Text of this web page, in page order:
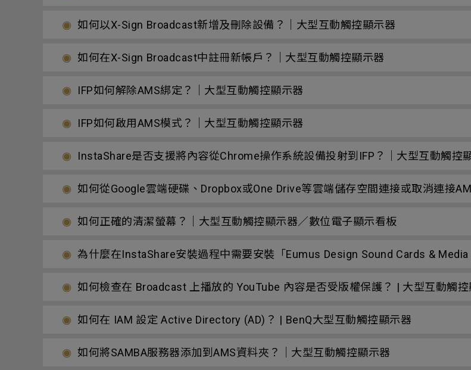
如何以X-Sign Broadcast新增及刪除設備？｜大型互動觸控顯示器
如何在X-Sign Broadcast中註冊新帳戶？｜大型互動觸控顯示器
IFP如何解除AMS綁定？｜大型互動觸控顯示器
IFP如何啟用AMS模式？｜大型互動觸控顯示器
InstaShare是否支援將內容從Chrome操作系統設備投射到IFP？｜大型互動觸控
如何從Google雲端硬碟、Dropbox或One Drive等雲端儲存空間連接或取消連接
如何正確的清潔螢幕？｜大型互動觸控顯示器／數位電子顯示看板
為什麼在InstaShare安裝過程中需要安裝「Eumus Design Sound Cards &
如何檢查在 Broadcast 上播放的 YouTube 內容是否受版權保護？ | 大型互動觸控
如何在 IAM 設定 Active Directory (AD)？ | BenQ大型互動觸控顯示器
如何將SAMBA服務器添加到AMS資料夾？｜大型互動觸控顯示器